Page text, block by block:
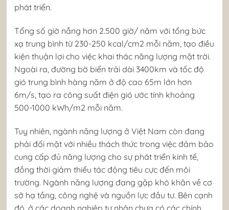
phát triển.
Tổng số giờ nắng hơn 2.500 giờ/ năm với tổng bức
xạ trung bình từ 230-250 kcal/cm2 mỗi năm, tạo điều
kiện thuận lợi cho việc khai thác năng lượng mặt trời.
Ngoài ra, đường bờ biển trải dài 3400km và tốc độ
gió trung bình hàng năm ở độ cao 65m lớn hơn
6m/s, tạo ra công suất điện gió ước tính khoảng
500-1000 kWh/m2 mỗi năm.
Tuy nhiên, ngành năng lượng ở Việt Nam còn đang
phải đối mặt với nhiều thách thức trong việc đảm bảo
cung cấp đủ năng lượng cho sự phát triển kinh tế,
đồng thời giảm thiểu tác động tiêu cực đến môi
trường. Ngành năng lượng đang gặp khó khăn về cơ
sở hạ tầng, công nghệ và nguồn lực đầu tư. Bên cạnh
đó, ở các doanh nghiệp tư nhân chưa có các chính